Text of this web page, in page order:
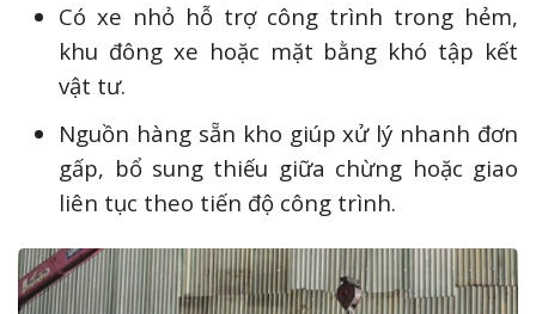
Có xe nhỏ hỗ trợ công trình trong hẻm,
khu đông xe hoặc mặt bằng khó tập kết
vật tư.
Nguồn hàng sẵn kho giúp xử lý nhanh đơn
gấp, bổ sung thiếu giữa chừng hoặc giao
liên tục theo tiến độ công trình.